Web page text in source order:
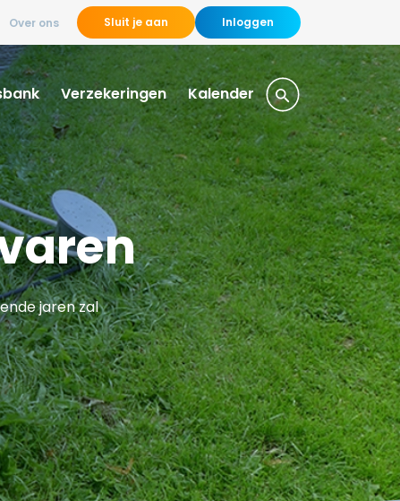
Over ons Sluit je aan Inloggen
Verzekeringen Kalender
jaren zal